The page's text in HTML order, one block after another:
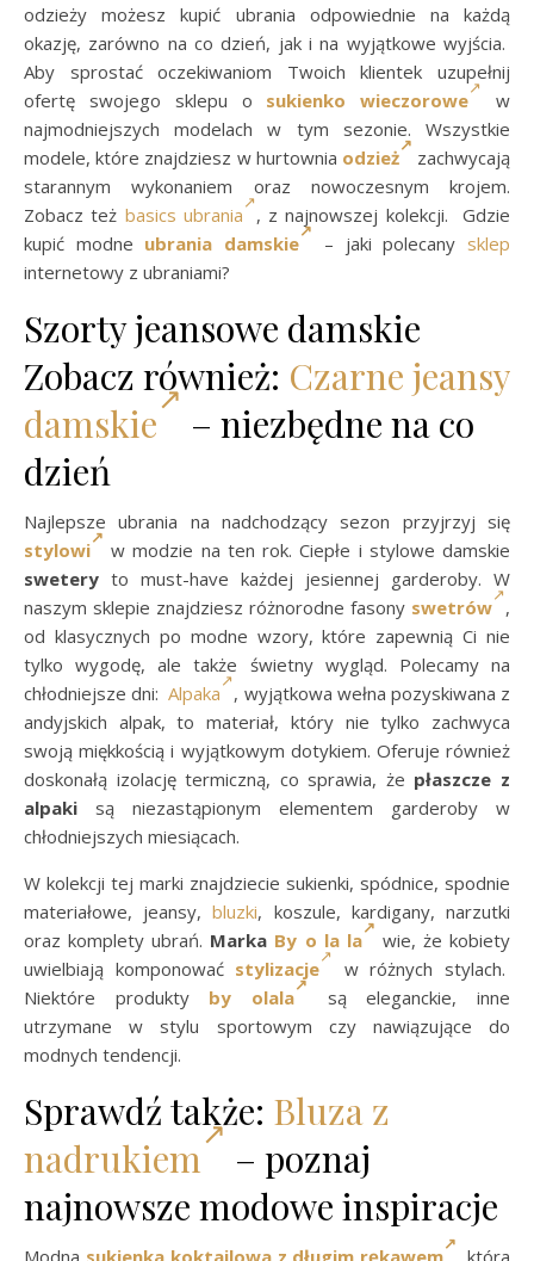
odzieży możesz kupić ubrania odpowiednie na każdą
okazję, zarówno na co dzień, jak i na wyjątkowe wyjścia.
Aby sprostać oczekiwaniom Twoich klientek uzupełnij
ofertę swojego sklepu o sukienko wieczorowe
w
najmodniejszych modelach w tym sezonie. Wszystkie
modele, które znajdziesz w hurtownia odzież
zachwycają
starannym wykonaniem oraz nowoczesnym krojem.
Zobacz też basics ubrania
, z najnowszej kolekcji. Gdzie
kupić modne ubrania damskie – jaki polecany sklep
internetowy z ubraniami?
Szorty jeansowe damskie
Zobacz również: Czarne jeansy
damskie
– niezbędne na co
dzień
Najlepsze ubrania na nadchodzący sezon przyjrzyj się
stylowi
w modzie na ten rok. Ciepłe i stylowe damskie
swetery to must-have każdej jesiennej garderoby. W
naszym sklepie znajdziesz różnorodne fasony swetrów ,
od klasycznych po modne wzory, które zapewnią Ci nie
tylko wygodę, ale także świetny wygląd. Polecamy na
chłodniejsze dni:Alpaka
, wyjątkowa wełna pozyskiwana z
andyjskich alpak, to materiał, który nie tylko zachwyca
swoją miękkością i wyjątkowym dotykiem. Oferuje również
doskonałą izolację termiczną, co sprawia, że płaszcze z
alpaki są niezastąpionym elementem garderoby w
chłodniejszych miesiącach.
W kolekcji tej marki znajdziecie sukienki, spódnice, spodnie
materiałowe, jeansy,bluzki, koszule, kardigany, narzutki
oraz komplety ubrań. Marka By o la la
wie, że kobiety
uwielbiają komponować stylizacje
w różnych stylach.
Niektóre produkty by olala
są eleganckie, inne
utrzymane w stylu sportowym czy nawiązujące do
modnych tendencji.
Sprawdź także: Bluza z
nadrukiem
– poznaj
najnowsze modowe inspiracje
Modna sukienka koktajlowa z długim rękawem , która